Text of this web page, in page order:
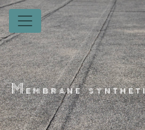
Panneau de gestion des cookies
Membrane